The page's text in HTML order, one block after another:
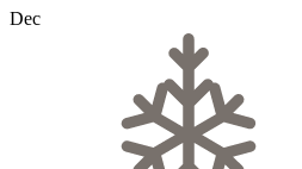
Dec